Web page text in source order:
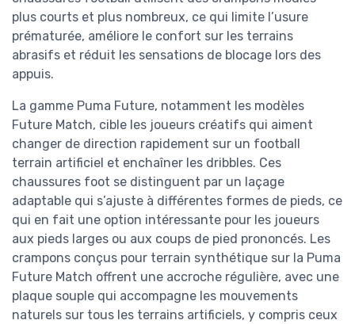
plus courts et plus nombreux, ce qui limite l’usure
prématurée, améliore le confort sur les terrains
abrasifs et réduit les sensations de blocage lors des
appuis.
La gamme Puma Future, notamment les modèles
Future Match, cible les joueurs créatifs qui aiment
changer de direction rapidement sur un football
terrain artificiel et enchaîner les dribbles. Ces
chaussures foot se distinguent par un laçage
adaptable qui s’ajuste à différentes formes de pieds, ce
qui en fait une option intéressante pour les joueurs
aux pieds larges ou aux coups de pied prononcés. Les
crampons conçus pour terrain synthétique sur la Puma
Future Match offrent une accroche régulière, avec une
plaque souple qui accompagne les mouvements
naturels sur tous les terrains artificiels, y compris ceux